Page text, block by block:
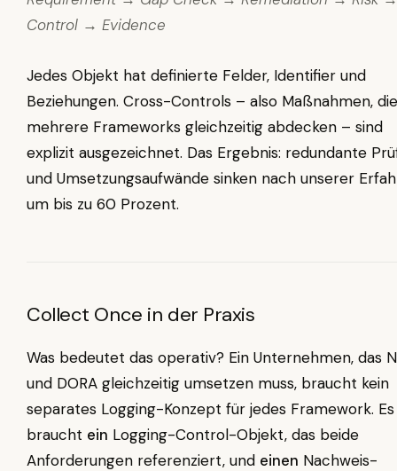
Control → Evidence
Jedes Objekt hat definierte Felder, Identifier und
Beziehungen. Cross-Controls – also Maßnahmen, die
mehrere Frameworks gleichzeitig abdecken – sind
explizit ausgezeichnet. Das Ergebnis: redundante
und Umsetzungsaufwände sinken nach unserer
um bis zu 60 Prozent.
Collect Once in der Praxis
Was bedeutet das operativ? Ein Unternehmen, das
und DORA gleichzeitig umsetzen muss, braucht kein
separates Logging-Konzept für jedes Framework. Es
braucht ein Logging-Control-Objekt, das beide
Anforderungen referenziert, und einen Nachweis-